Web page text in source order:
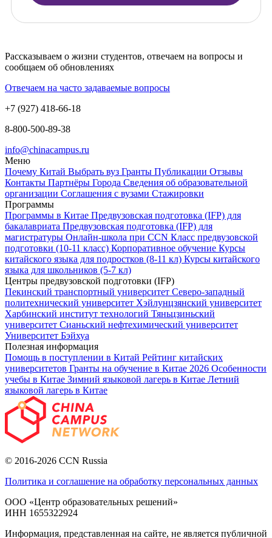
Рассказываем о жизни студентов, отвечаем на вопросы и
сообщаем об обновлениях
Отвечаем на часто задаваемые вопросы
+7 (927) 418-66-18
8-800-500-89-38
info@chinacampus.ru
Меню
Почему Китай Выбрать вуз Гранты Публикации Отзывы
Контакты Партнёры Города Сведения об образовательной
организации Соглашения с вузами Стажировки
Программы
Программы в Китае Предвузовская подготовка (IFP) для
бакалавриата Предвузовская подготовка (IFP) для
магистратуры Онлайн-школа при CCN Класс предвузовской
подготовки (10-11 класс) Корпоративное обучение Курсы
китайского языка для подростков (8-11 кл) Курсы китайского
языка для школьников (5-7 кл)
Центры предвузовской подготовки (IFP)
Пекинский транспортный университет Северо-западный
политехнический университет Хэйлунцзянский университет
Харбинский институт технологий Тяньцзиньский
университет Сианьский нефтехимический университет
Университет Бэйхуа
Полезная информация
Помощь в поступлении в Китай Рейтинг китайских
университетов Гранты на обучение в Китае 2026 Особенности
учебы в Китае Зимний языковой лагерь в Китае Летний
языковой лагерь в Китае
© 2016-2026 CCN Russia
Политика и соглашение на обработку персональных данных
ООО «Центр образовательных решений»
ИНН 1655322924
Информация, представленная на сайте, не является публичной